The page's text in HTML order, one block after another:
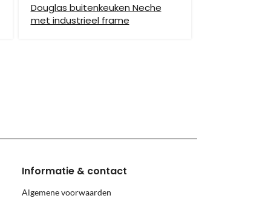
brengen wij verzendkosten in rekening.
Douglas buitenkeuken Neche
met industrieel frame
Informatie & contact
Algemene voorwaarden